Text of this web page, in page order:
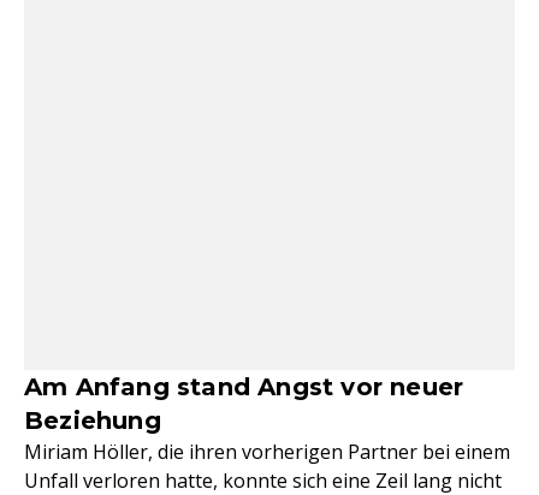
Am Anfang stand Angst vor neuer
Beziehung
Miriam Höller, die ihren vorherigen Partner bei einem
Unfall verloren hatte, konnte sich eine Zeil lang nicht